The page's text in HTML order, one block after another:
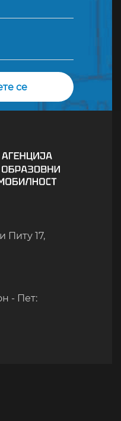
Питу 17,
- Пет: